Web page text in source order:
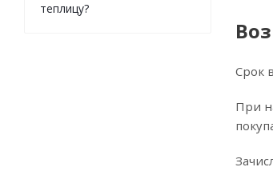
Срок
При
теплицу?